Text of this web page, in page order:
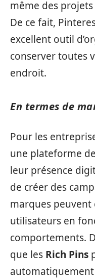
même des
De ce fait,
excellent outil
conserver toutes
endroit.
En termes de
Pour les
une plateforme
leur présence
de créer des
marques peuvent
utilisateurs en
comportements.
que les Rich Pins